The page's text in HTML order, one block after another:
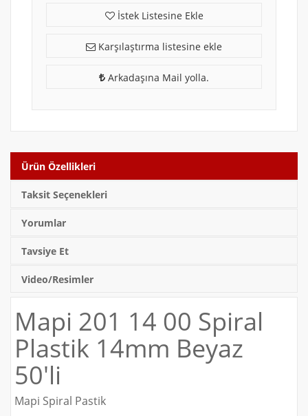
İstek Listesine Ekle
Karşılaştırma listesine ekle
Arkadaşına Mail yolla.
Ürün Özellikleri
Taksit Seçenekleri
Yorumlar
Tavsiye Et
Video/Resimler
Mapi 201 14 00 Spiral
Plastik 14mm Beyaz
50'li
Mapi Spiral Pastik